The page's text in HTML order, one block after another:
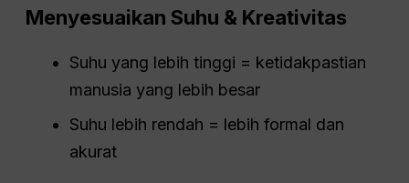
Menyesuaikan Suhu & Kreativitas
Suhu yang lebih tinggi = ketidakpastian
manusia yang lebih besar
Suhu lebih rendah = lebih formal dan
akurat